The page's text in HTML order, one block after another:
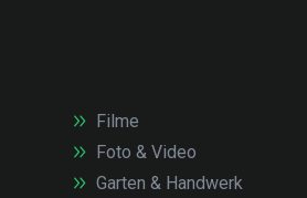
Filme
Foto & Video
Garten & Handwerk